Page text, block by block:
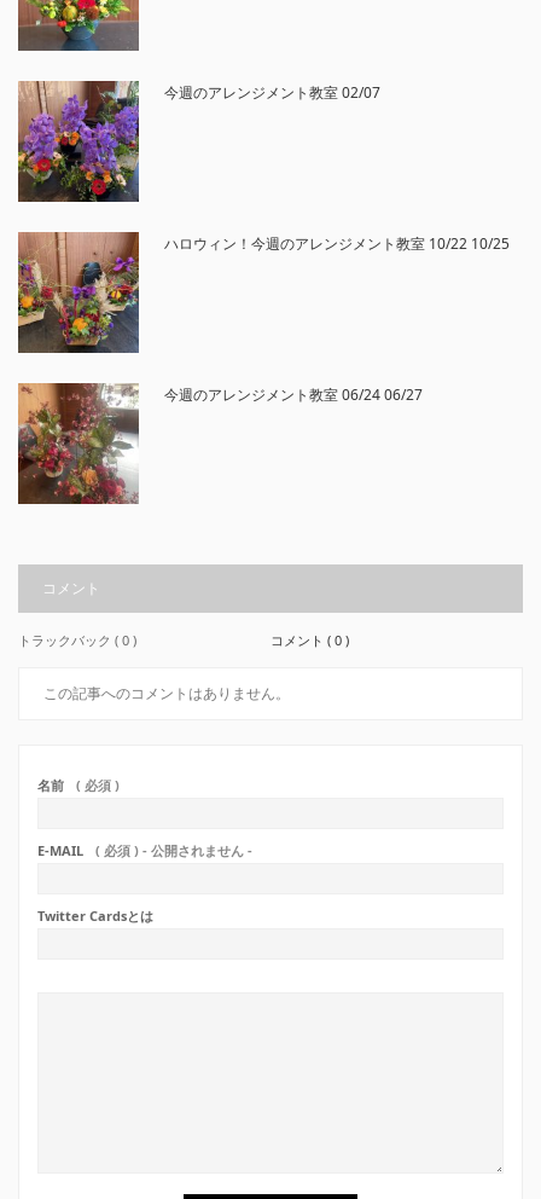
今週のアレンジメント教室 02/07
ハロウィン！今週のアレンジメント教室 10/22 10/25
今週のアレンジメント教室 06/24 06/27
コメント
トラックバック ( 0 ) コメント ( 0 )
この記事へのコメントはありません。
名前 ( 必須 )
E-MAIL ( 必須 ) - 公開されません -
Twitter Cardsとは